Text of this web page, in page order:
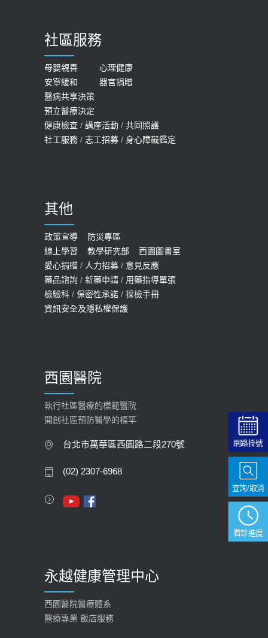
2026-05-21
女性必看國健署公費懶人包！這幾項檢
查完全免費 沒做虧大了
2026-05-14
膝蓋退化有9大部位 骨科醫坦言：不
一定得換人工關節
2019-10-08
20歲迪士尼男星因癲癇猝逝 老人小
孩最好發、醫師點出8大前兆
2019-07-09
預約
2022-01-07
114年【公費流感及新冠疫苗】門診
預約
2025-09-30
【快速肝癌篩檢MRI】新檢查服務
2026-02-06
大吃大喝、肥胖害到膽囊！膽結石、
膽息肉如何處理？
2023-09-27
社區服務
母嬰親善
心理健康
安寧緩和
器官捐贈
醫病共享決策
預立醫療決定
健康檢查 / 講座活動 / 共同照護
社工服務 / 志工招募 / 身心障礙鑑定
其他
政策宣導
防災專區
線上學習
教學研究部
西園圖書室
愛心捐贈 / 人力招募 / 意見反應
藥品諮詢 / 新藥申請 / 用藥指導單張
檢驗科 / 保密性承諾 / 採檢手冊
資訊安全及隱私權保護
西園醫院
執行社區醫療的模範醫院
開創社區預防醫學的標竿
台北市萬華區西園路二段270號
(02) 2307-6968
永越健康管理中心
西園醫院醫療體系
醫療專業 飯店服務
網路掛號
看診進度
查詢/取消